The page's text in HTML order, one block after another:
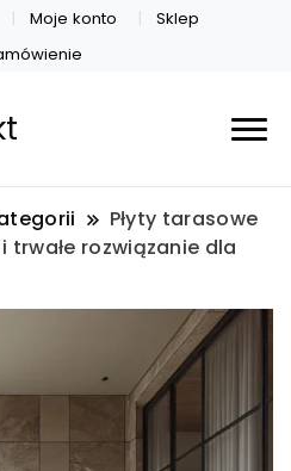
Moje konto
Sklep
Płyty tarasowe
rozwiązanie dla